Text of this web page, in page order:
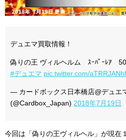
デュエマ買取情報！
偽りの王 ヴィルヘルム ｽｰﾊﾟｰﾚｱ
#デュエマ pic.twitter.com/
— カードボックス日本橋店@デュエ
(@Cardbox_Japan) 2018年7月19日
今回は「偽りの王ヴィルヘル」が現在